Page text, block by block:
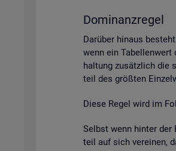
Do­mi­nanz­re­gel
Dar­über hin­aus
wenn ein
hal­tung zu­sätz­lich die
teil des grö­ß­ten
Diese Regel wird im
Selbst wenn hin­ter
teil auf sich ver­ei­nen,